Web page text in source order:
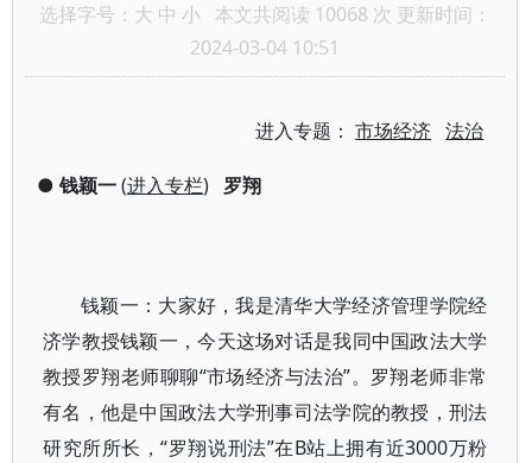
选择字号： 大 中 小 本文共阅读 10068 次 更新时间：
2024-03-04 10:51
进入专题：市场经济 法治
● 钱颖一(进入专栏) 罗翔
钱颖一：大家好，我是清华大学经济管理学院经
济学教授钱颖一，今天这场对话是我同中国政法大学
教授罗翔老师聊聊“市场经济与法治”。罗翔老师非常
有名，他是中国政法大学刑事司法学院的教授，刑法
研究所所长，“罗翔说刑法”在B站上拥有近3000万粉